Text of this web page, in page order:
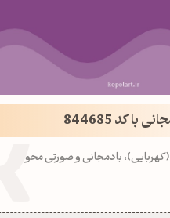
کد 844685
(کهربایی)، بادمجانی و صورتی محو